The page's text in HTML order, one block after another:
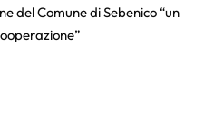
del Comune di Sebenico “un